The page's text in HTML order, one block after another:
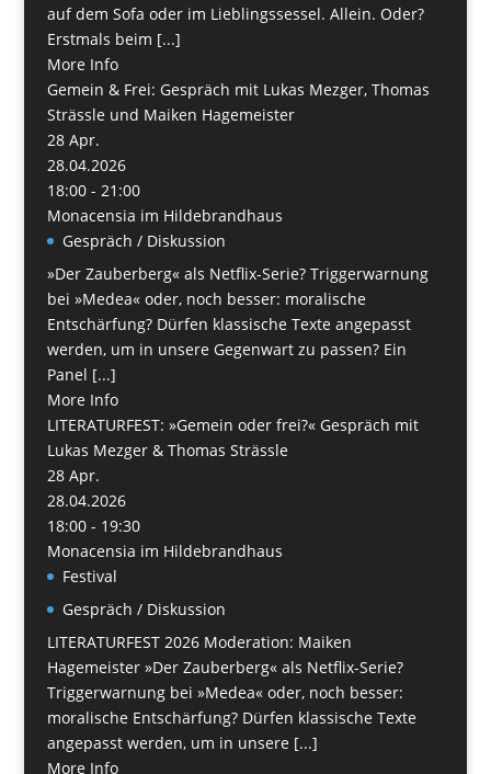
auf dem Sofa oder im Lieblingssessel. Allein. Oder?
Erstmals beim [...]
More Info
Gemein & Frei: Gespräch mit Lukas Mezger, Thomas
Strässle und Maiken Hagemeister
28 Apr.
28.04.2026
18:00 - 21:00
Monacensia im Hildebrandhaus
Gespräch / Diskussion
»Der Zauberberg« als Netflix-Serie? Triggerwarnung
bei »Medea« oder, noch besser: moralische
Entschärfung? Dürfen klassische Texte angepasst
werden, um in unsere Gegenwart zu passen? Ein
Panel [...]
More Info
LITERATURFEST: »Gemein oder frei?« Gespräch mit
Lukas Mezger & Thomas Strässle
28 Apr.
28.04.2026
18:00 - 19:30
Monacensia im Hildebrandhaus
Festival
Gespräch / Diskussion
LITERATURFEST 2026 Moderation: Maiken
Hagemeister »Der Zauberberg« als Netflix-Serie?
Triggerwarnung bei »Medea« oder, noch besser:
moralische Entschärfung? Dürfen klassische Texte
angepasst werden, um in unsere [...]
More Info